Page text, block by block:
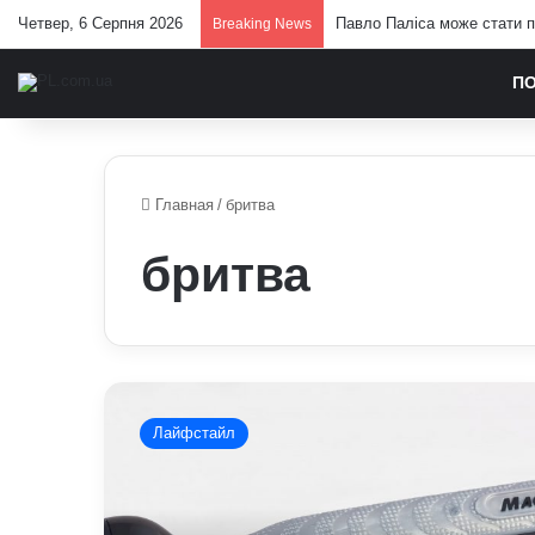
Четвер, 6 Серпня 2026 Breaking News Павло Паліса може стати
Главная / бритва
бритва
можна
оновити
і
Лайфстайл